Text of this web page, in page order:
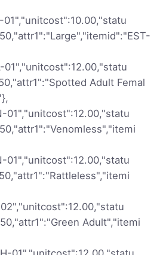
Adult Femal
01","unitcost":12.00,"statu
01","unitcost":12.00,"statu
Adult","itemi